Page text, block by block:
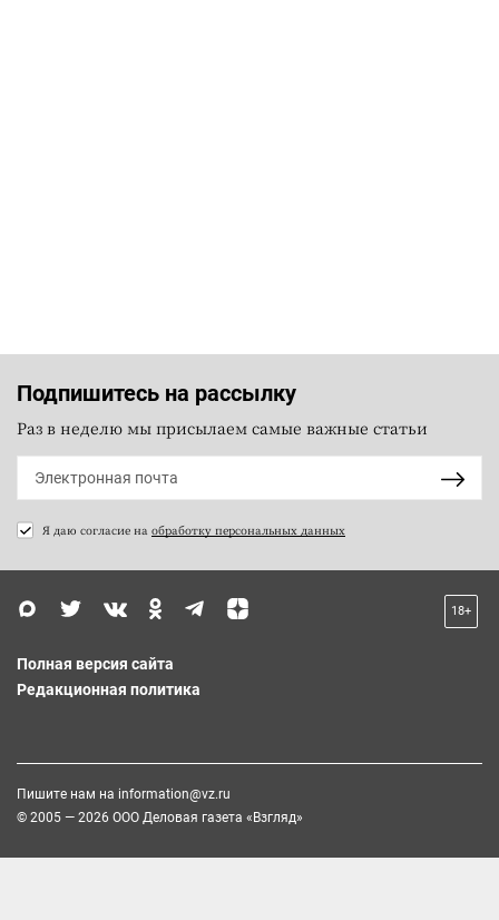
Подпишитесь на рассылку
Раз в неделю мы присылаем самые важные статьи
Я даю согласие на обработку персональных данных
18+
Полная версия сайта
Редакционная политика
Пишите нам на information@vz.ru
© 2005 — 2026 ООО Деловая газета «Взгляд»